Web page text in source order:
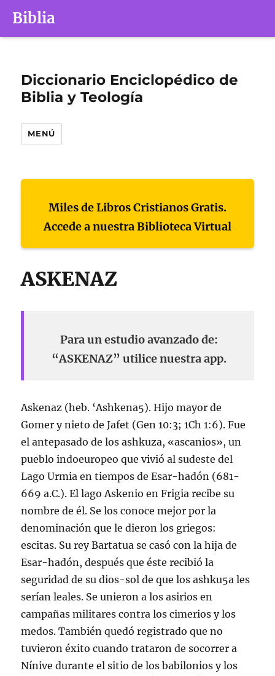
Biblia
Diccionario Enciclopédico de
Biblia y Teología
MENÚ
Miles de Libros Cristianos Gratis.
Accede a nuestra Biblioteca Virtual
ASKENAZ
Para un estudio avanzado de:
“ASKENAZ” utilice nuestra app.
Askenaz (heb. ‘Ashkena5). Hijo mayor de
Gomer y nieto de Jafet (Gen 10:3; 1Ch 1:6). Fue
el antepasado de los ashkuza, «ascanios», un
pueblo indoeuropeo que vivió al sudeste del
Lago Urmia en tiempos de Esar-hadón (681-
669 a.C.). El lago Askenio en Frigia recibe su
nombre de él. Se los conoce mejor por la
denominación que le dieron los griegos:
escitas. Su rey Bartatua se casó con la hija de
Esar-hadón, después que éste recibió la
seguridad de su dios-sol de que los ashku5a les
serí­an leales. Se unieron a los asirios en
campañas militares contra los cimerios y los
medos. También quedó registrado que no
tuvieron éxito cuando trataron de socorrer a
Ní­nive durante el sitio de los babilonios y los